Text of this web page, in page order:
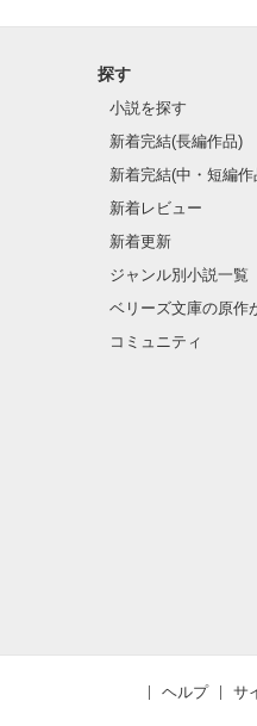
探す
小説を探す
新着完結(長編作品)
新着完結(中・短編作
新着レビュー
新着更新
ジャンル別小説一覧
ベリーズ文庫の原作
コミュニティ
ヘルプ サ